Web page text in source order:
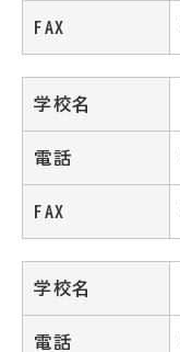
FAX
学校名
電話
FAX
学校名
電話